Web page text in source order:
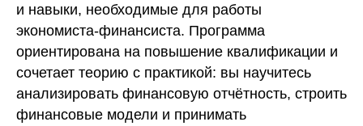
и навыки, необходимые для работы
экономиста-финансиста. Программа
ориентирована на повышение квалификации и
сочетает теорию с практикой: вы научитесь
анализировать финансовую отчётность, строить
финансовые модели и принимать